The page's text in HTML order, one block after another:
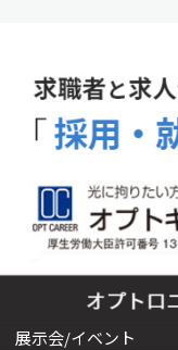
展示会/イベント